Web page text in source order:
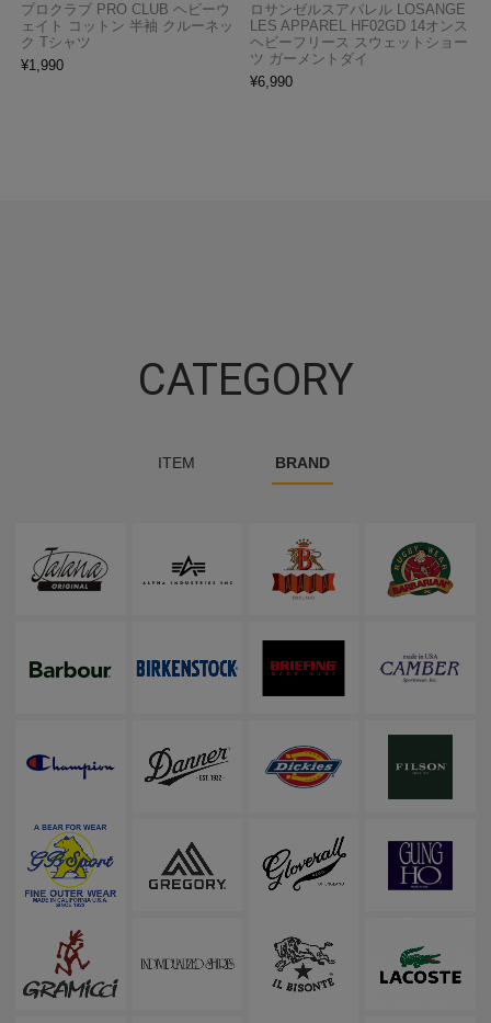
プロクラブ PRO CLUB ヘビーウ
ェイト コットン 半袖 クルーネッ
ク Tシャツ
¥1,990
ロサンゼルスアパレル LOSANGE
LES APPAREL HF02GD 14オンス
ヘビーフリース スウェットショー
ツ ガーメントダイ
¥6,990
CATEGORY
ITEM BRAND